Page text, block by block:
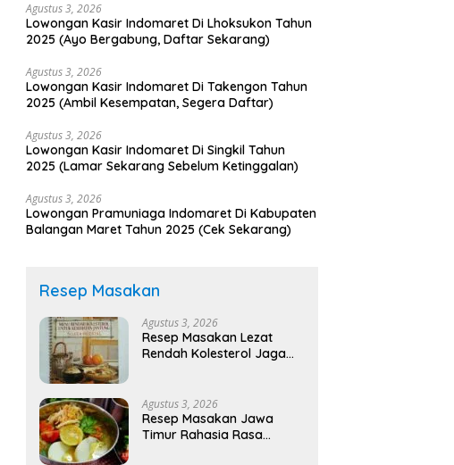
Agustus 3, 2026
Lowongan Kasir Indomaret Di Lhoksukon Tahun
2025 (Ayo Bergabung, Daftar Sekarang)
Agustus 3, 2026
Lowongan Kasir Indomaret Di Takengon Tahun
2025 (Ambil Kesempatan, Segera Daftar)
Agustus 3, 2026
Lowongan Kasir Indomaret Di Singkil Tahun
2025 (Lamar Sekarang Sebelum Ketinggalan)
Agustus 3, 2026
Lowongan Pramuniaga Indomaret Di Kabupaten
Balangan Maret Tahun 2025 (Cek Sekarang)
Resep Masakan
Agustus 3, 2026
Resep Masakan Lezat
Rendah Kolesterol Jaga
Agustus 3, 2026
Resep Masakan Jawa
Timur Rahasia Rasa